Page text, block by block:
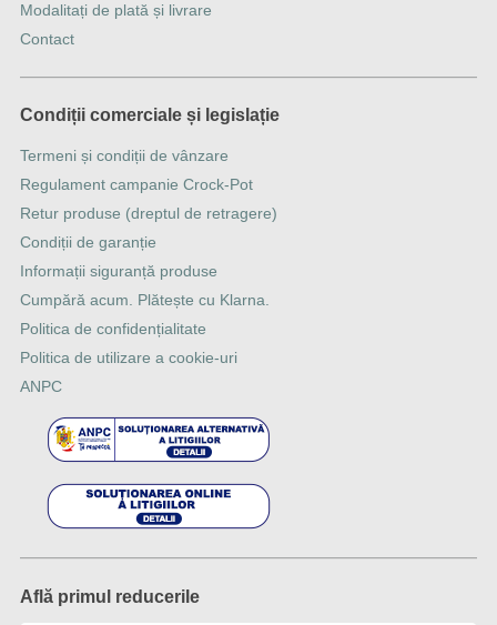
Modalitați de plată și livrare
Contact
Condiții comerciale și legislație
Termeni și condiții de vânzare
Regulament campanie Crock-Pot
Retur produse (dreptul de retragere)
Condiții de garanție
Informații siguranță produse
Cumpără acum. Plătește cu Klarna.
Politica de confidențialitate
Politica de utilizare a cookie-uri
ANPC
Află primul reducerile